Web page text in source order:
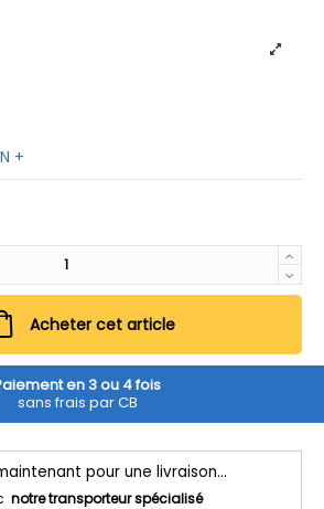
+
Acheter cet article
en 3 ou 4 fois
sans frais par CB
pour une livraison...
notre transporteur spécialisé